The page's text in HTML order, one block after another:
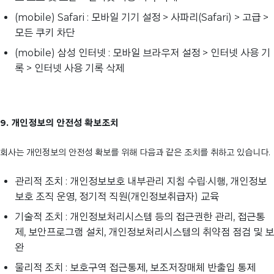
(mobile) Safari : 모바일 기기 설정 > 사파리(Safari) > 고급 >
모든 쿠키 차단
(mobile) 삼성 인터넷 : 모바일 브라우저 설정 > 인터넷 사용 기
록 > 인터넷 사용 기록 삭제
9. 개인정보의 안전성 확보조치
회사는 개인정보의 안전성 확보를 위해 다음과 같은 조치를 취하고 있습니다.
관리적 조치 : 개인정보보호 내부관리 지침 수립·시행, 개인정보
보호 조직 운영, 정기적 직원(개인정보취급자) 교육
기술적 조치 : 개인정보처리시스템 등의 접근권한 관리, 접근통
제, 보안프로그램 설치, 개인정보처리시스템의 취약점 점검 및 보
완
물리적 조치 : 보호구역 접근통제, 보조저장매체 반출입 통제